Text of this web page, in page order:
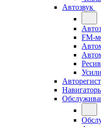
Автозвук
FM-